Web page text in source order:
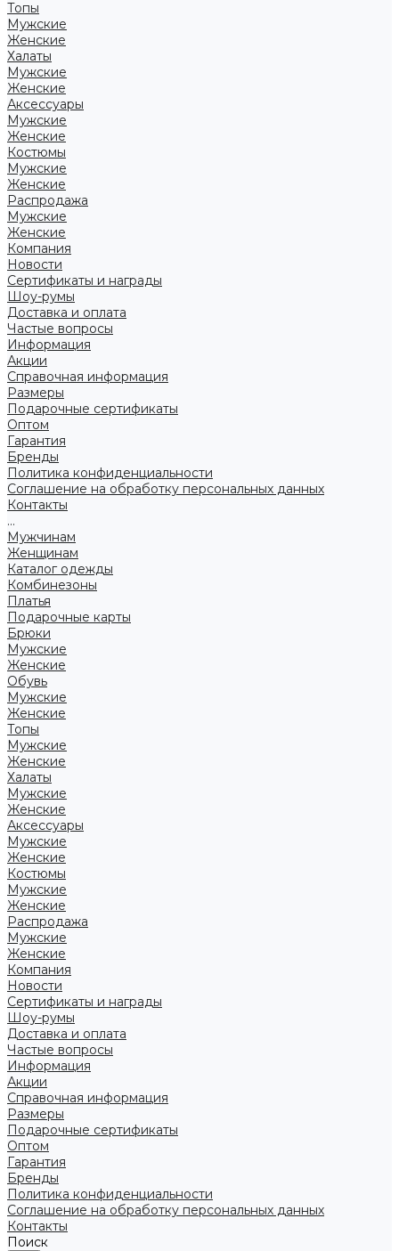
Топы
Мужские
Женские
Халаты
Мужские
Женские
Аксессуары
Мужские
Женские
Костюмы
Мужские
Женские
Распродажа
Мужские
Женские
Компания
Новости
Сертификаты и награды
Шоу-румы
Доставка и оплата
Частые вопросы
Информация
Акции
Справочная информация
Размеры
Подарочные сертификаты
Оптом
Гарантия
Бренды
Политика конфиденциальности
Соглашение на обработку персональных данных
Контакты
...
Мужчинам
Женщинам
Каталог одежды
Комбинезоны
Платья
Подарочные карты
Брюки
Мужские
Женские
Обувь
Мужские
Женские
Топы
Мужские
Женские
Халаты
Мужские
Женские
Аксессуары
Мужские
Женские
Костюмы
Мужские
Женские
Распродажа
Мужские
Женские
Компания
Новости
Сертификаты и награды
Шоу-румы
Доставка и оплата
Частые вопросы
Информация
Акции
Справочная информация
Размеры
Подарочные сертификаты
Оптом
Гарантия
Бренды
Политика конфиденциальности
Соглашение на обработку персональных данных
Контакты
Поиск